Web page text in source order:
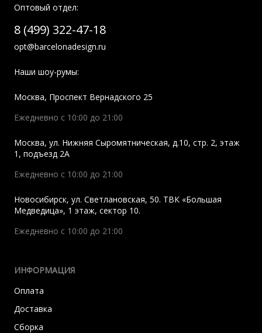
Оптовый отдел:
8 (499) 322-47-18
opt@barcelonadesign.ru
Наши шоу-румы:
Москва, Проспект Вернадского 25
Ежедневно с 10:00 до 21:00
Москва, ул. Нижняя Сыромятническая, д.10, стр. 2, этаж
1, подъезд 2A
Ежедневно с 10:00 до 21:00
Новосибирск, ул. Светлановская, 50. ТВК «Большая
Медведица», 1 этаж, сектор 10.
Ежедневно с 10:00 до 21:00
ИНФОРМАЦИЯ
Оплата
Доставка
Сборка